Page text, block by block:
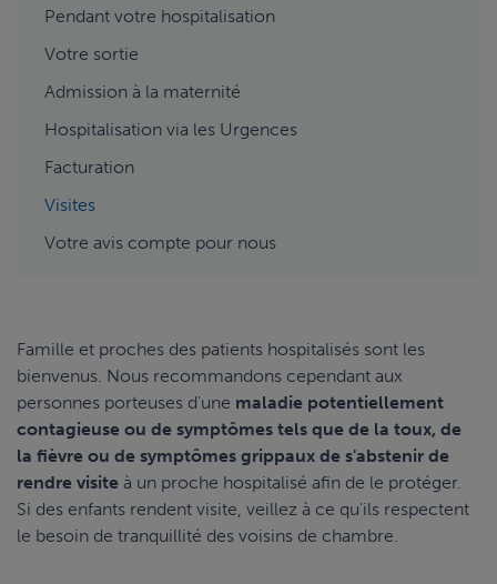
Pendant votre hospitalisation
Votre sortie
Admission à la maternité
Hospitalisation via les Urgences
Facturation
Visites
Votre avis compte pour nous
Famille et proches des patients hospitalisés sont les
bienvenus. Nous recommandons cependant aux
personnes porteuses d'une maladie potentiellement
contagieuse ou de symptômes tels que de la toux, de
la fièvre ou de symptômes grippaux de s'abstenir de
rendre visite à un proche hospitalisé afin de le protéger.
Si des enfants rendent visite, veillez à ce qu'ils respectent
le besoin de tranquillité des voisins de chambre.